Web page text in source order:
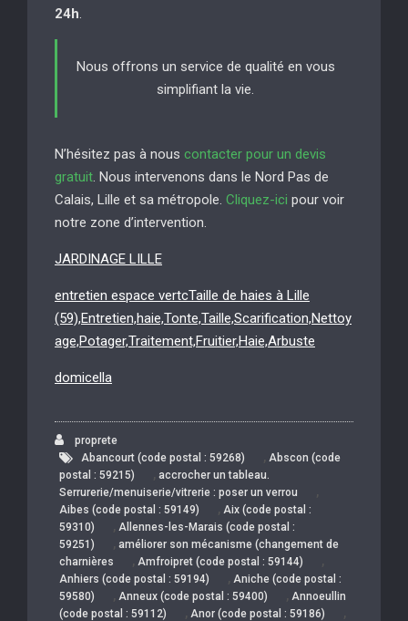
24h
Nous offrons un service de qualité en vous
simplifiant la vie.
N’hésitez pas à nous contacter pour un devis
gratuit . Nous intervenons dans le Nord Pas de
Calais, Lille et sa métropole. Cliquez-ici pour voir
notre zone d’intervention.
JARDINAGE LILLE
entretien espace vertcTaille de haies à Lille
(59),Entretien,haie,Tonte,Taille,Scarification,Nettoy
age,Potager,Traitement,Fruitier,Haie,Arbuste
domicella
proprete
Abancourt (code postal : 59268)
, Abscon (code
postal : 59215)
, accrocher un tableau.
Serrurerie/menuiserie/vitrerie : poser un verrou
,
Aibes (code postal : 59149) , Aix (code postal :
59310)
, Allennes-les-Marais (code postal :
59251)
, améliorer son mécanisme (changement de
charnières
, Amfroipret (code postal : 59144) ,
Anhiers (code postal : 59194) , Aniche (code postal :
59580)
, Anneux (code postal : 59400) , Annoeullin
(code postal : 59112)
, Anor (code postal : 59186) ,